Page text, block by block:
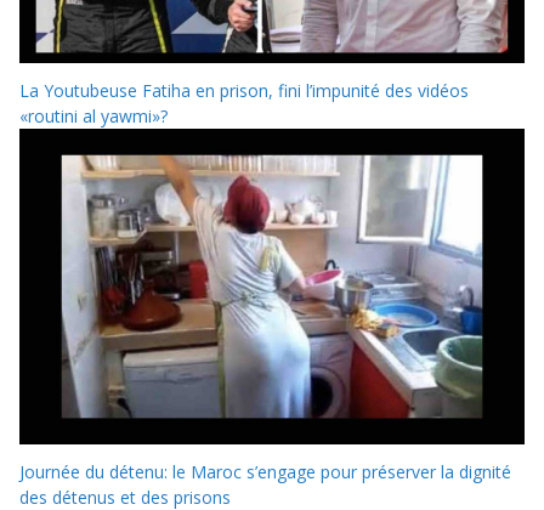
La Youtubeuse Fatiha en prison, fini l’impunité des vidéos
«routini al yawmi»?
Journée du détenu: le Maroc s’engage pour préserver la dignité
des détenus et des prisons